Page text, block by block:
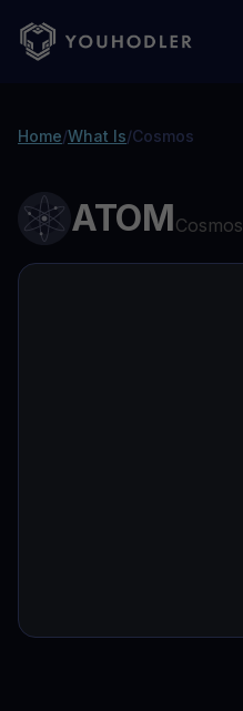
Home/What Is/Cosmos
ATOMCosmos